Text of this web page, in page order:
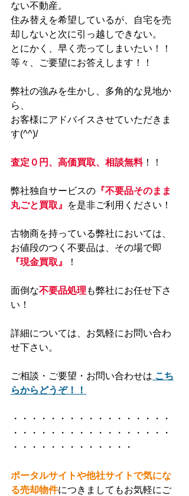
ない不動産。
住み替えを希望しているが、自宅を売
却しないと次に引っ越しできない。
とにかく、早く売ってしまいたい！！
等々、ご要望にお答えします！！
弊社の強みを生かし、多角的な見地か
ら、
お客様にアドバイスさせていただきま
す(^^)/
査定０円、高価買取、相談無料！！
弊社独自サービスの 『不要品そのまま
丸ごと買取』
を是非ご利用ください！
古物商を持っている弊社においては、
お値段のつく不要品は、その場で即
『現金買取』
！
面倒な不要品処理 も弊社にお任せ下さ
い！
詳細については、お気軽にお問い合わ
せ下さい。
ご相談・ご要望・お問い合わせは こち
らからどうぞ！！
・・・・・・・・・・・・・・・・・
・・・・・・・・・・・・・・・・・
・・・・・・・・・・・・・
ポータルサイトや他社サイトで気にな
る売却物件につきましてもお気軽にご